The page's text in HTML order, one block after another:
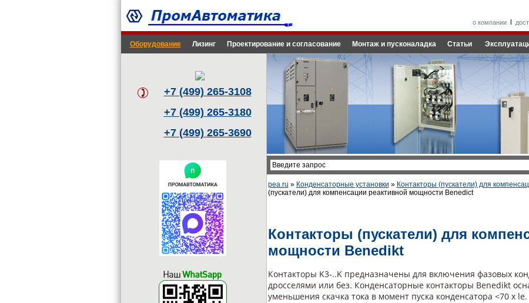
о компанииl
Оборудование Лизинг Проектирование и согласование Монтаж и пусконаладка Статьи
+7 (499) 265-3108
+7 (499) 265-3180
+7 (499) 265-3690
pea.ru » Конденсаторные установки » Контакторы (пускатели) для
(пускатели) для компенсации реактивной мощности Benedict
Контакторы (пускатели) для
мощности Benedikt
Контакторы K3-..K предназначены для включения фазовых
дросселями или без. Конденсаторные контакторы Benedikt
уменьшения скачка тока в момент пуска конденсатора <70 х le.